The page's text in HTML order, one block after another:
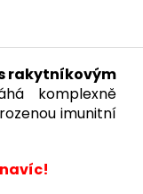
rakytníkovým
komplexně
imunitní